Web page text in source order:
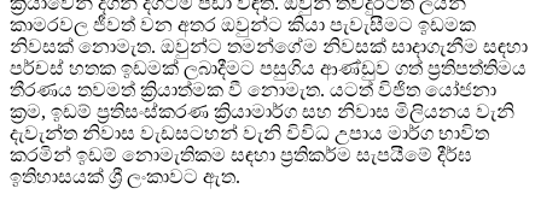
කාමරවල ජීවත් වන අතර ඔවුන්ට කියා පැවැසීමට ඉඩමක
නිවසක් නොමැත. ඔවුන්ට තමන්ගේම නිවසක් සාදාගැනීම සඳහා
පර්චස් හතක ඉඩමක් ලබාදීමට පසුගිය ආණ්ඩුව ගත් ප්‍රතිපත්තිමය
තීරණය තවමත් ක්‍රියාත්මක වී නොමැත. යටත් විජිත යෝජනා
ක්‍රම, ඉඩම් ප්‍රතිසංස්කරණ ක්‍රියාමාර්ග සහ නිවාස මිලියනය වැනි
දැවැන්ත නිවාස වැඩසටහන් වැනි විවිධ උපාය මාර්ග භාවිත
කරමින් ඉඩම් නොමැතිකම සඳහා ප්‍රතිකර්ම සැපයීමේ දීර්ඝ
ඉතිහාසයක් ශ්‍රී ලංකාවට ඇත.